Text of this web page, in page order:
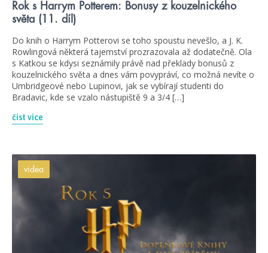
Rok s Harrym Potterem: Bonusy z kouzelnického
světa (11. díl)
Do knih o Harrym Potterovi se toho spoustu nevešlo, a J. K.
Rowlingová některá tajemství prozrazovala až dodatečně. Ola
s Katkou se kdysi seznámily právě nad překlady bonusů z
kouzelnického světa a dnes vám povypráví, co možná nevíte o
Umbridgeové nebo Lupinovi, jak se vybírají studenti do
Bradavic, kde se vzalo nástupiště 9 a 3/4 […]
číst více
videa